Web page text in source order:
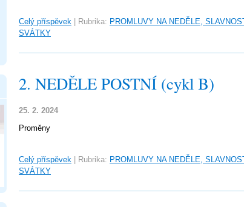
Celý příspěvek Rubrika: PROMLUVY NA NEDĚLE,
SVÁTKY
2. NEDĚLE POSTNÍ (cykl B)
25. 2. 2024
Proměny
Celý příspěvek Rubrika: PROMLUVY NA NEDĚLE,
SVÁTKY